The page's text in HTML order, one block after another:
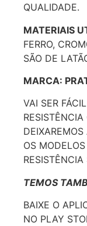
QUALIDADE.
MATERIAIS
FERRO,
SÃO DE
MARCA:
VAI SER
OS
TEMOS
BAIXE O
NO PLAY